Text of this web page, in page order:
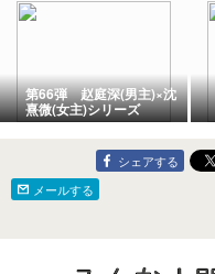
第66弾 赵庭深(男主)×沈
熹微(女主)シリーズ
シェアする
メールする